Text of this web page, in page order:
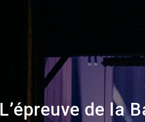
L’épreuve de la